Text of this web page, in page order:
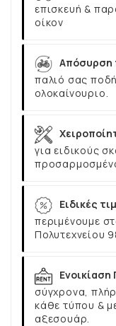
επισκευή &
οίκον
Απόσυρση
παλιό σας
ολοκαίνουριο.
για ειδικούς
Ειδικές
περιμένουμε
Πολυτεχνείου
σύγχρονα,
κάθε τύπου &
αξεσουάρ.